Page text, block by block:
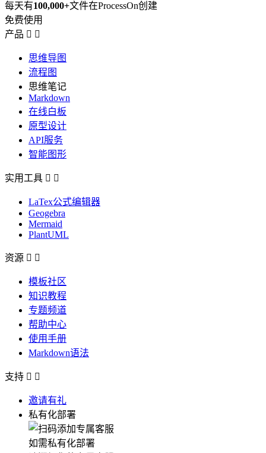
每天有100,000+文件在ProcessOn创建
免费使用
产品  
思维导图
流程图
思维笔记
Markdown
在线白板
原型设计
API服务
智能图形
实用工具  
LaTex公式编辑器
Geogebra
Mermaid
PlantUML
资源  
模板社区
知识教程
专题频道
帮助中心
使用手册
Markdown语法
支持  
邀请有礼
私有化部署
如需私有化部署